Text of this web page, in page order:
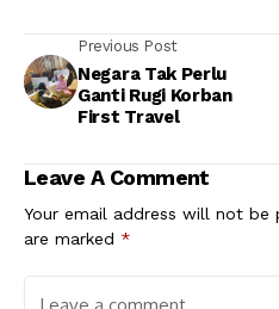
Previous Post
Negara Tak Perlu
Ganti Rugi Korban
First Travel
Leave A Comment
Your email address will not be
are marked *